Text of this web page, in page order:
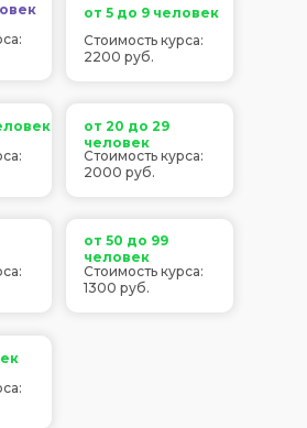
от 5 до 9 человек
от 20 до 29
человек
от 50 до 99
человек
Стоимость курса:
2200 руб.
Стоимость курса:
2000 руб.
Стоимость курса:
1300 руб.